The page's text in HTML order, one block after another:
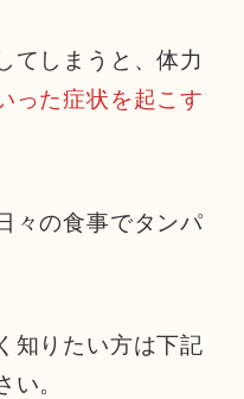
てしまうと、体力
った症状を起こす
々の食事でタンパ
知りたい方は下記
い。